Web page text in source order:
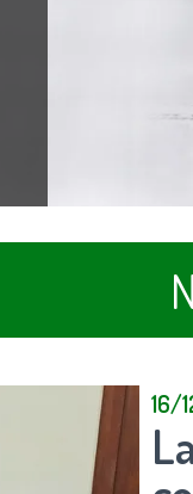
16/